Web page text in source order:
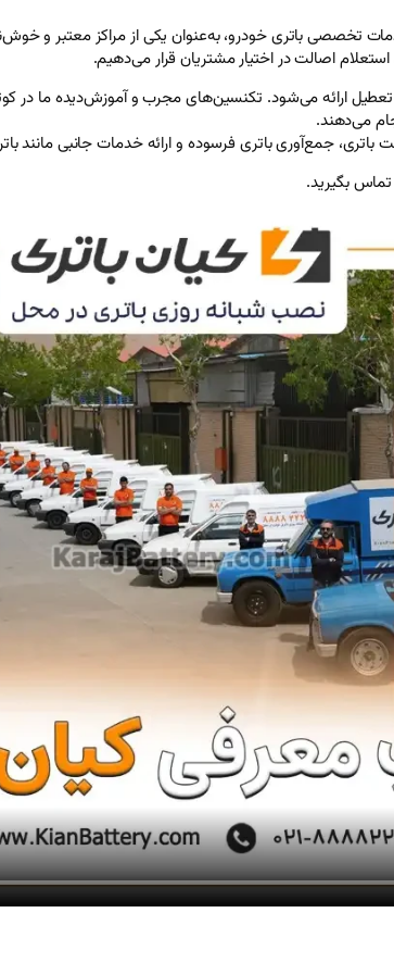
تخصصی باتری خودرو، به‌عنوان یکی از مراکز معتبر و
استعلام اصالت در اختیار مشتریان قرار می‌دهیم.
در محل به‌صورت 24 ساعته، حتی در ایام تعطیل ارائه می‌شود. تکنسین‌های
می‌دهند.
جمع‌آوری باتری فرسوده و ارائه خدمات جانبی مانند
بگیرید.